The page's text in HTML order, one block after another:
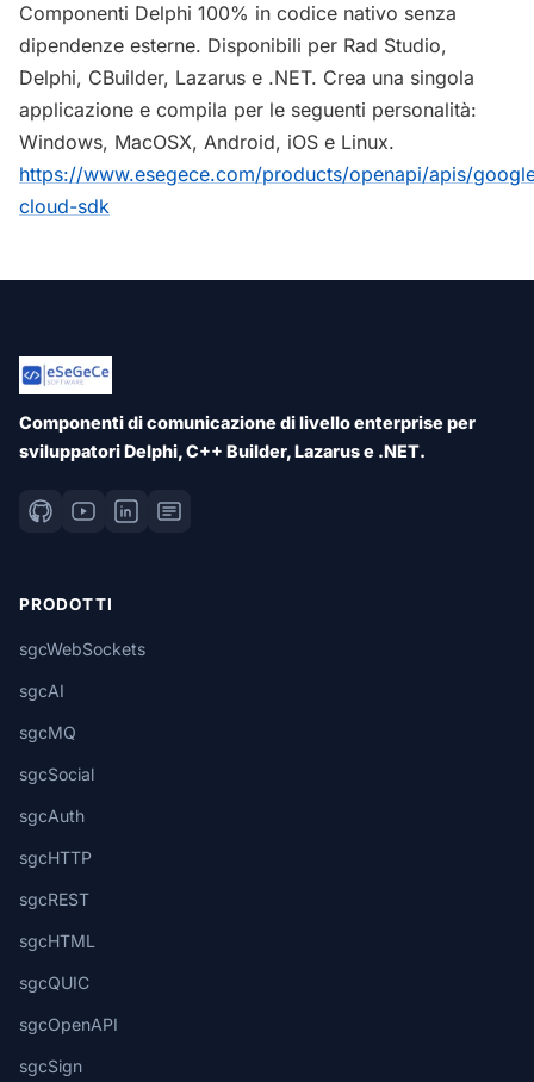
Componenti Delphi 100% in codice nativo senza
dipendenze esterne. Disponibili per Rad Studio,
Delphi, CBuilder, Lazarus e .NET. Crea una singola
applicazione e compila per le seguenti personalità:
Windows, MacOSX, Android, iOS e Linux.
https://www.esegece.com/products/openapi/apis/
cloud-sdk
Componenti di comunicazione di livello enterprise per
sviluppatori Delphi, C++ Builder, Lazarus e .NET.
PRODOTTI
sgcWebSockets
sgcAI
sgcMQ
sgcSocial
sgcAuth
sgcHTTP
sgcREST
sgcHTML
sgcQUIC
sgcOpenAPI
sgcSign